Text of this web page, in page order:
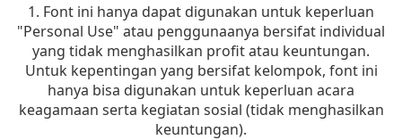
1. Font ini hanya dapat digunakan untuk keperluan
"Personal Use" atau penggunaanya bersifat individual
yang tidak menghasilkan profit atau keuntungan.
Untuk kepentingan yang bersifat kelompok, font ini
hanya bisa digunakan untuk keperluan acara
keagamaan serta kegiatan sosial (tidak menghasilkan
keuntungan).